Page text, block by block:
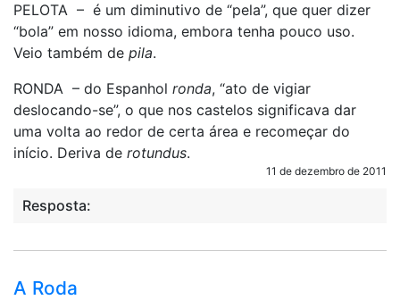
PELOTA – é um diminutivo de “pela”, que quer dizer
“bola” em nosso idioma, embora tenha pouco uso.
Veio também de pila.
RONDA – do Espanhol ronda, “ato de vigiar
deslocando-se”, o que nos castelos significava dar
uma volta ao redor de certa área e recomeçar do
início. Deriva de rotundus.
11 de dezembro de 2011
Resposta:
A Roda